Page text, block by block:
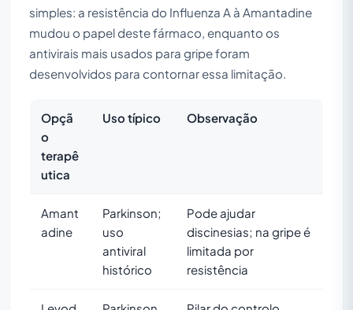
simples: a resistência do Influenza A à Amantadine
mudou o papel deste fármaco, enquanto os
antivirais mais usados para gripe foram
desenvolvidos para contornar essa limitação.
Opçã
o
terapê
utica
Uso típico Observação
Amant
adine
Parkinson;
uso
antiviral
histórico
Pode ajudar
discinesias; na gripe é
limitada por
resistência